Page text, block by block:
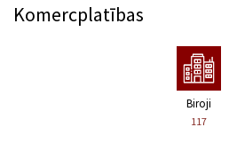
Komercplatības
Biroji
117